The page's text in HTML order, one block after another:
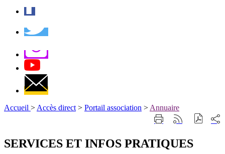
Accueil > Accès direct > Portail association > Annuaire
ImprimerGénérer
RSS
sur
SERVICES ET INFOS PRATIQUES